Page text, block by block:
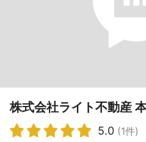
株式会社ライト不動産
5.0 (1件)